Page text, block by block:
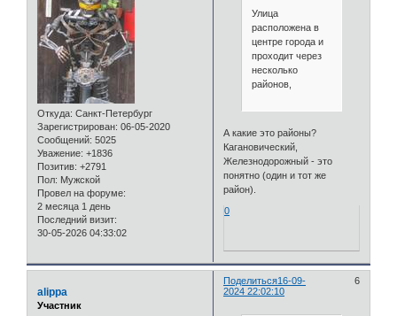
Откуда: Санкт-Петербург
Зарегистрирован: 06-05-2020
Сообщений: 5025
Уважение: +1836
Позитив: +2791
Пол: Мужской
Провел на форуме:
2 месяца 1 день
Последний визит:
30-05-2026 04:33:02
Улица
расположена в
центре города и
проходит через
несколько
районов,
А какие это районы?
Кагановический,
Железнодорожный - это
понятно (один и тот же
район).
0
Поделиться 6
16-09-
2024 22:02:10
alippa
Участник